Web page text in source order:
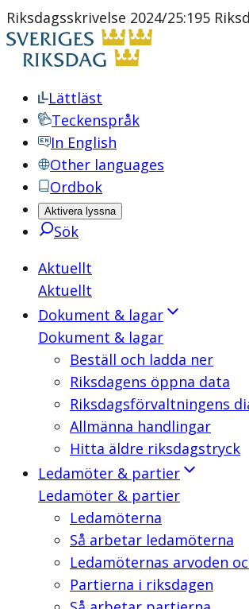
Riksdagsskrivelse 2024/25:195
Lättläst
Teckenspråk
In English
Other languages
Ordbok
Aktivera lyssna
Sök
Aktuellt
Aktuellt
Dokument & lagar
Dokument & lagar
Beställ och ladda ner
Riksdagens öppna data
Riksdagsförvaltningens
Allmänna handlingar
Hitta äldre riksdagstryck
Ledamöter & partier
Ledamöter & partier
Ledamöterna
Så arbetar ledamöterna
Ledamöternas arvoden
Partierna i riksdagen